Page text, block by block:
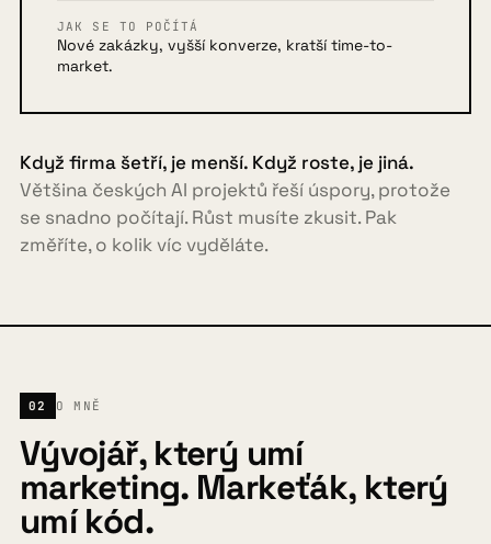
JAK SE TO POČÍTÁ
Nové zakázky, vyšší konverze, kratší time-to-
market.
Když firma šetří, je menší. Když roste, je jiná.
Většina českých AI projektů řeší úspory, protože
se snadno počítají. Růst musíte zkusit. Pak
změříte, o kolik víc vyděláte.
02 O MNĚ
Vývojář, který umí
marketing. Markeťák, který
umí kód.